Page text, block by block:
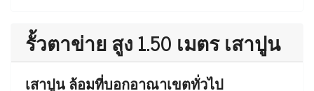
ความสูงจากพื้นดิน 200 ซม.
แผ่นทึบสูงรวม 100 ซม.